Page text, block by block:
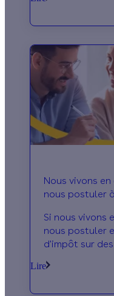
Nous vivons
nous postuler
Si nous vivons
nous postuler
d'impôt sur
Lire